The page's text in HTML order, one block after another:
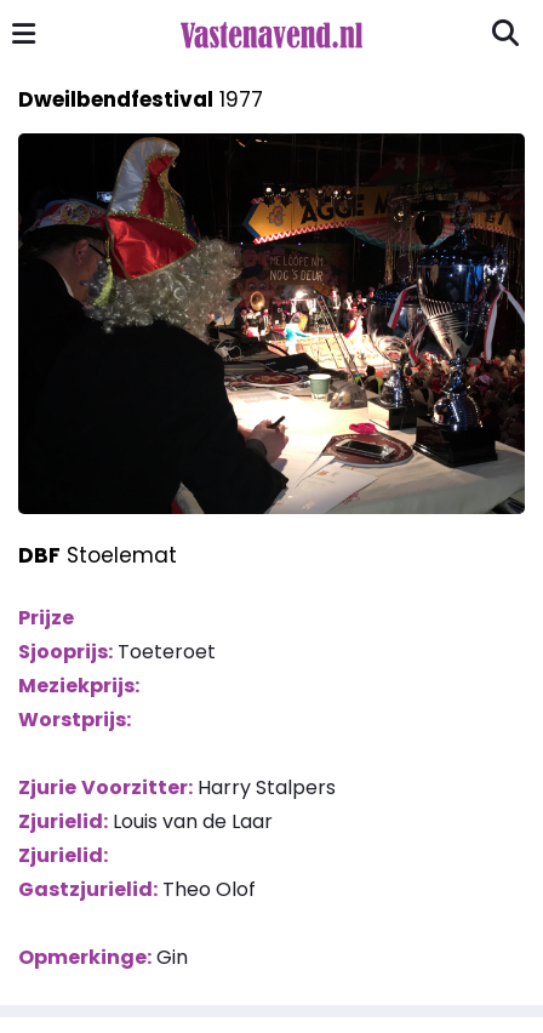
Dweilbendfestival 1977
DBF Stoelemat
Prijze
Sjooprijs: Toeteroet
Meziekprijs:
Worstprijs:
ZjurieVoorzitter: Harry Stalpers
Zjurielid: Louis van de Laar
Zjurielid:
Gastzjurielid: Theo Olof
Opmerkinge:Gin